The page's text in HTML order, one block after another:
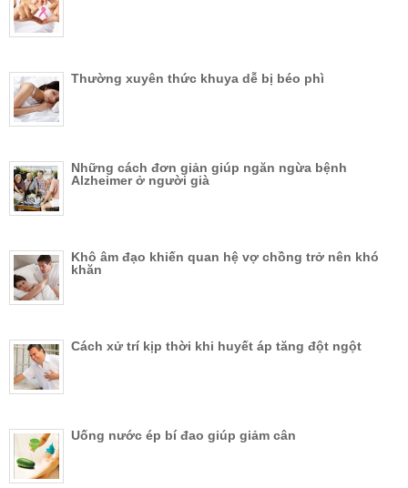
Thường xuyên thức khuya dễ bị béo phì
Những cách đơn giản giúp ngăn ngừa bệnh
Alzheimer ở người già
Khô âm đạo khiến quan hệ vợ chồng trở nên khó
khăn
Cách xử trí kịp thời khi huyết áp tăng đột ngột
Uống nước ép bí đao giúp giảm cân